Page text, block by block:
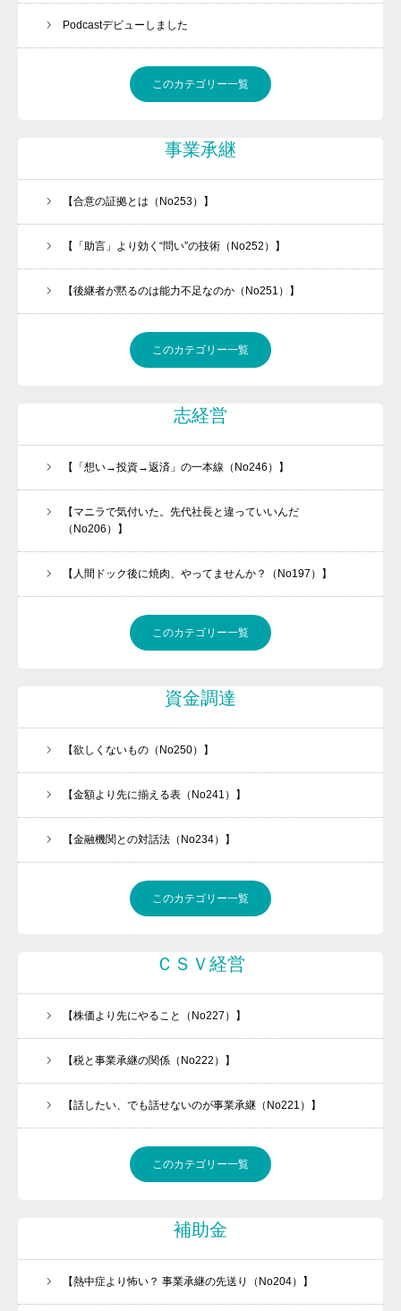
Podcastデビューしました
このカテゴリー一覧
事業承継
【合意の証拠とは（No253）】
【「助言」より効く“問い”の技術（No252）】
【後継者が黙るのは能力不足なのか（No251）】
このカテゴリー一覧
志経営
【「想い→投資→返済」の一本線（No246）】
【マニラで気付いた。先代社長と違っていいんだ
（No206）】
【人間ドック後に焼肉、やってませんか？（No197）】
このカテゴリー一覧
資金調達
【欲しくないもの（No250）】
【金額より先に揃える表（No241）】
【金融機関との対話法（No234）】
このカテゴリー一覧
ＣＳＶ経営
【株価より先にやること（No227）】
【税と事業承継の関係（No222）】
【話したい、でも話せないのが事業承継（No221）】
このカテゴリー一覧
補助金
【熱中症より怖い？ 事業承継の先送り（No204）】